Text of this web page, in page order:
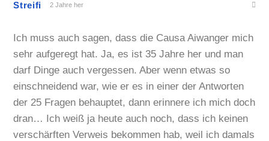
Streifi 2 Jahre her
Ich muss auch sagen, dass die Causa Aiwanger mich
sehr aufgeregt hat. Ja, es ist 35 Jahre her und man
darf Dinge auch vergessen. Aber wenn etwas so
einschneidend war, wie er es in einer der Antworten
der 25 Fragen behauptet, dann erinnere ich mich doch
dran… Ich weiß ja heute auch noch, dass ich keinen
verschärften Verweis bekommen hab, weil ich damals